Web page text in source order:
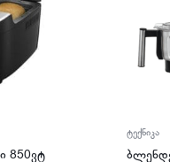
850ვტ
ტექნიკა